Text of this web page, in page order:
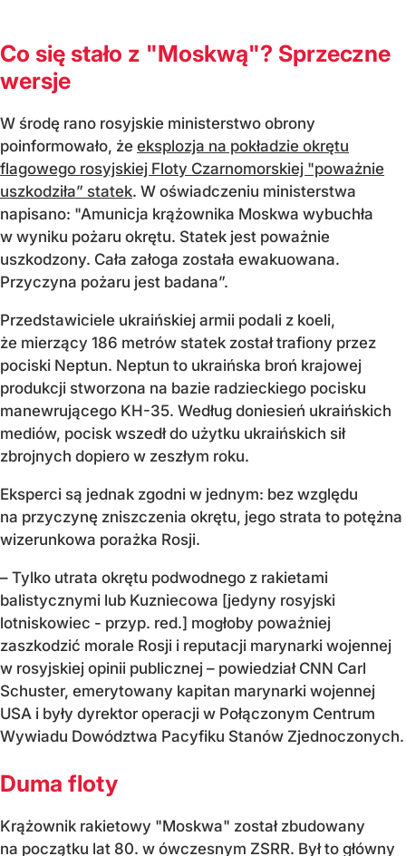
Co się stało z "Moskwą"? Sprzeczne
wersje
W środę rano rosyjskie ministerstwo obrony
poinformowało, że eksplozja na pokładzie okrętu
flagowego rosyjskiej Floty Czarnomorskiej "poważnie
uszkodziła” statek. W oświadczeniu ministerstwa
napisano: "Amunicja krążownika Moskwa wybuchła
w wyniku pożaru okrętu. Statek jest poważnie
uszkodzony. Cała załoga została ewakuowana.
Przyczyna pożaru jest badana”.
Przedstawiciele ukraińskiej armii podali z koeli,
że mierzący 186 metrów statek został trafiony przez
pociski Neptun. Neptun to ukraińska broń krajowej
produkcji stworzona na bazie radzieckiego pocisku
manewrującego KH-35. Według doniesień ukraińskich
mediów, pocisk wszedł do użytku ukraińskich sił
zbrojnych dopiero w zeszłym roku.
Eksperci są jednak zgodni w jednym: bez względu
na przyczynę zniszczenia okrętu, jego strata to potężna
wizerunkowa porażka Rosji.
– Tylko utrata okrętu podwodnego z rakietami
balistycznymi lub Kuzniecowa [jedyny rosyjski
lotniskowiec - przyp. red.] mogłoby poważniej
zaszkodzić morale Rosji i reputacji marynarki wojennej
w rosyjskiej opinii publicznej – powiedział CNN Carl
Schuster, emerytowany kapitan marynarki wojennej
USA i były dyrektor operacji w Połączonym Centrum
Wywiadu Dowództwa Pacyfiku Stanów Zjednoczonych.
Duma floty
Krążownik rakietowy "Moskwa" został zbudowany
na początku lat 80. w ówczesnym ZSRR. Był to główny